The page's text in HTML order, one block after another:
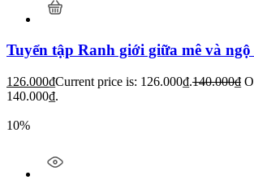
Tuyển tập Ranh giới giữa mê và
126.000₫Current price is: 126.000₫.140.000₫
140.000₫.
10%